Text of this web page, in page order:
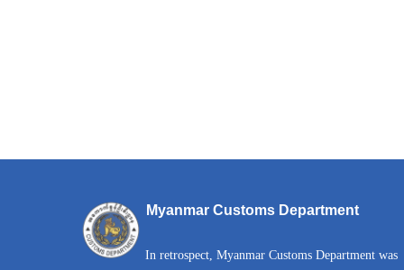
Myanmar Customs Department
In retrospect, Myanmar Customs Department was